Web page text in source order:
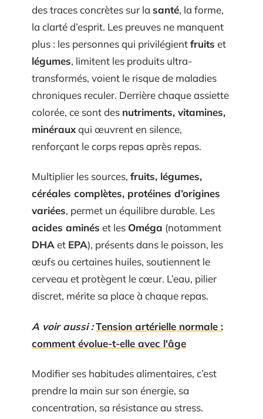
des traces concrètes sur la santé, la forme,
la clarté d’esprit. Les preuves ne manquent
plus : les personnes qui privilégientfruits et
légumes, limitent les produits ultra-
transformés, voient le risque de maladies
chroniques reculer. Derrière chaque assiette
colorée, ce sont des nutriments, vitamines,
minérauxqui œuvrent en silence,
renforçant le corps repas après repas.
Multiplier les sources, fruits, légumes,
céréales complètes, protéines d’origines
variées, permet un équilibre durable. Les
acides aminés et les Oméga (notamment
DHA et EPA), présents dans le poisson, les
œufs ou certaines huiles, soutiennent le
cerveau et protègent le cœur. L’eau, pilier
discret, mérite sa place à chaque repas.
A voir aussi :Tension artérielle normale :
comment évolue-t-elle avec l'âge
Modifier ses habitudes alimentaires, c’est
prendre la main sur son énergie, sa
concentration, sa résistance au stress.